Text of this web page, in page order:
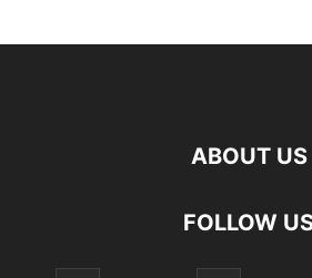
ABOUT US
FOLLOW